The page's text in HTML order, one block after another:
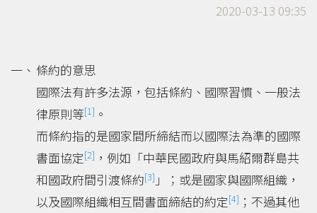
2020-03-13 09:35
條約的意思
國際法有許多法源，包括條約、國際習慣、一般法
律原則等[1] 。
而條約指的是國家間所締結而以國際法為準的國際
書面協定[2] ，例如「中華民國政府與馬紹爾群島共
和國政府間引渡條約[3] 」；或是國家與國際組織，
以及國際組織相互間書面締結的約定[4] ；不過其他